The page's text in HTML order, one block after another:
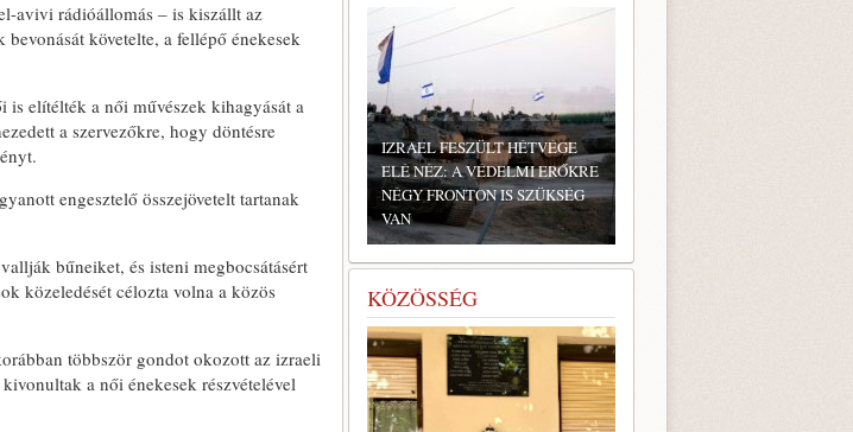
avivi rádióállomás – is kiszállt az
követelte, a fellépő énekesek
elítélték a női művészek kihagyását a
a szervezőkre, hogy döntésre
engesztelő összejövetelt tartanak
bűneiket, és isteni megbocsátásért
közeledését célozta volna a közös
többször gondot okozott az izraeli
a női énekesek részvételével
IZRAEL FESZÜLT HÉTVÉGE
ELÉ NÉZ: A VÉDELMI ERŐKRE
NÉGY FRONTON IS SZÜKSÉG
VAN
KÖZÖSSÉG